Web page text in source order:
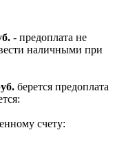
- предоплата не
наличными при
берется предоплата
счету: